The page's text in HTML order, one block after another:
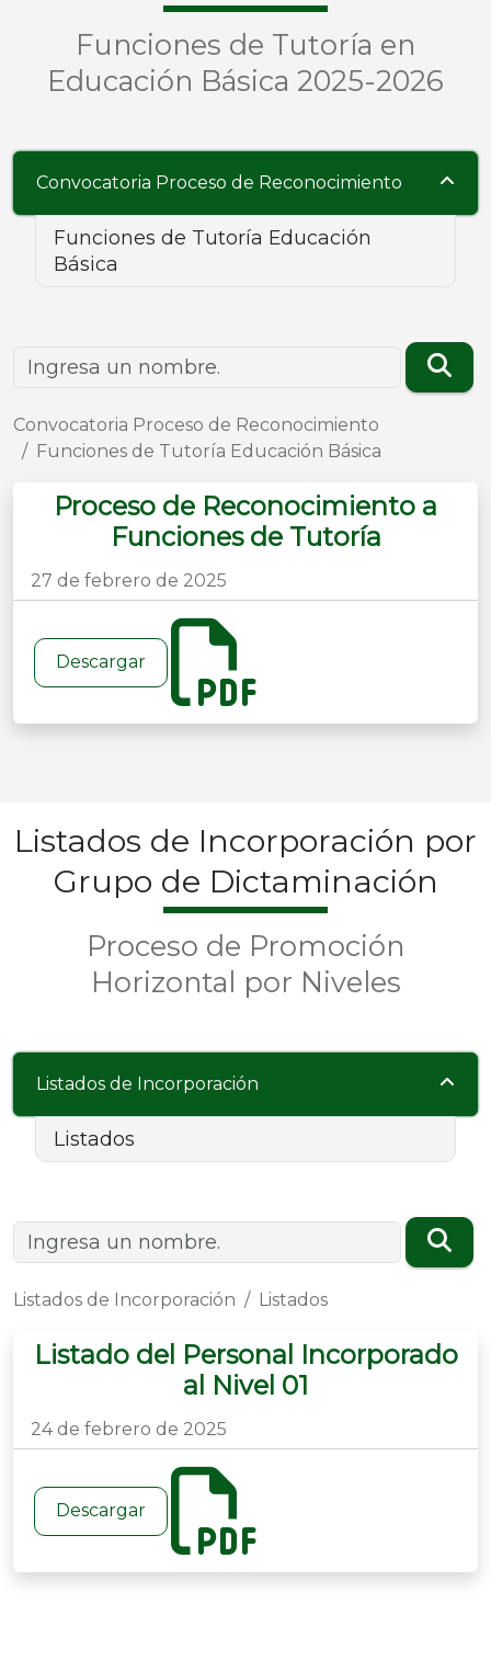
Funciones de Tutoría en
Educación Básica 2025-2026
Convocatoria Proceso de Reconocimiento
Funciones de Tutoría Educación
Básica
Convocatoria Proceso de Reconocimiento
Funciones de Tutoría Educación Básica
Proceso de Reconocimiento a
Funciones de Tutoría
27 de febrero de 2025
Descargar
Listados de Incorporación por
Grupo de Dictaminación
Proceso de Promoción
Horizontal por Niveles
Listados de Incorporación
Listados
Listados de Incorporación Listados
Listado del Personal Incorporado
al Nivel 01
24 de febrero de 2025
Descargar